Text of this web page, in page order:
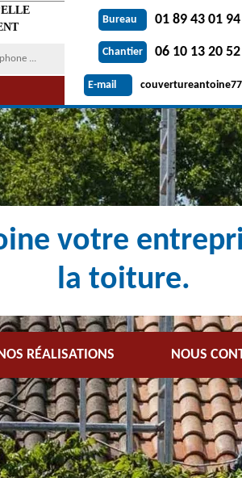
Bureau 01 89 43 01 94
Chantier 06 10 13 20 52
E-mail
votre
la toiture.
RÉALISATIONS NOUS